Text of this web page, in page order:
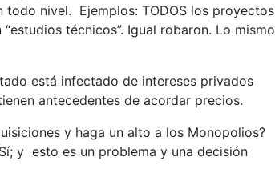
nivel. Ejemplos: TODOS los proyectos
técnicos”. Igual robaron. Lo mismo
está infectado de intereses privados
antecedentes de acordar precios.
y haga un alto a los Monopolios?
y esto es un problema y una decisión